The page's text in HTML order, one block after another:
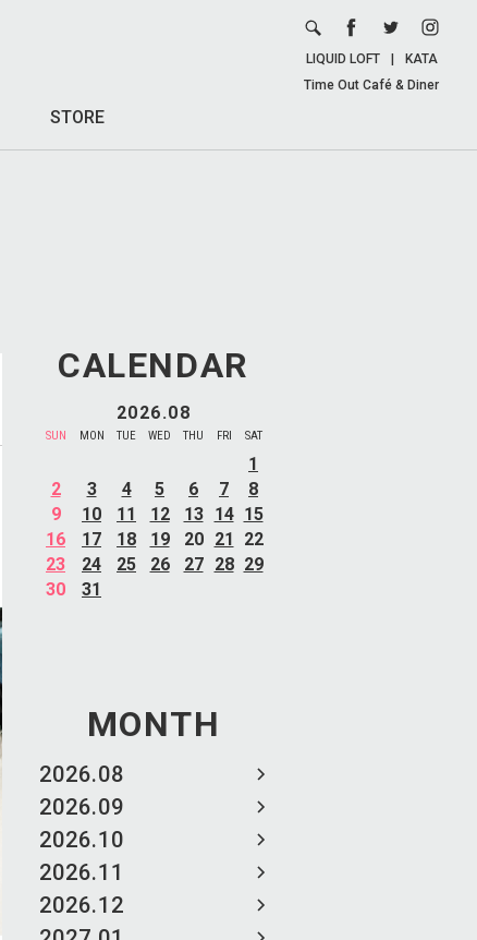
STORE
LIQUID LOFT
KATA
Time Out Café & Diner
CALENDAR
2026.08
SUN MON TUE WED THU FRI SAT
1
2
3 4 5 6 7
8
9
10 11 12 13 14 15
16
17 18 19 20 21
22
23
24 25 26 27 28 29
30
31
MONTH
2026.08
2026.09
2026.10
2026.11
2026.12